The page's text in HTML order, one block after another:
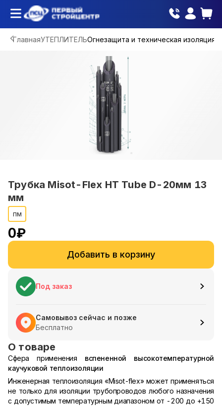
ГлавнаяУТЕПЛИТЕЛЬОгнезащита и техническая изоляция
Трубка Misot-Flex HT Tube D-20мм 13
мм
пм
0₽
Добавить в корзину
Под заказ
Самовывоз сейчас и позже
Бесплатно
О товаре
Сфера применения вспененной высокотемпературной
каучуковой теплоизоляции
Инженерная теплоизоляция «Misot-flex» может применяться
не только для изоляции трубопроводов любого назначения
с допустимым температурным диапазоном от -200 до +150